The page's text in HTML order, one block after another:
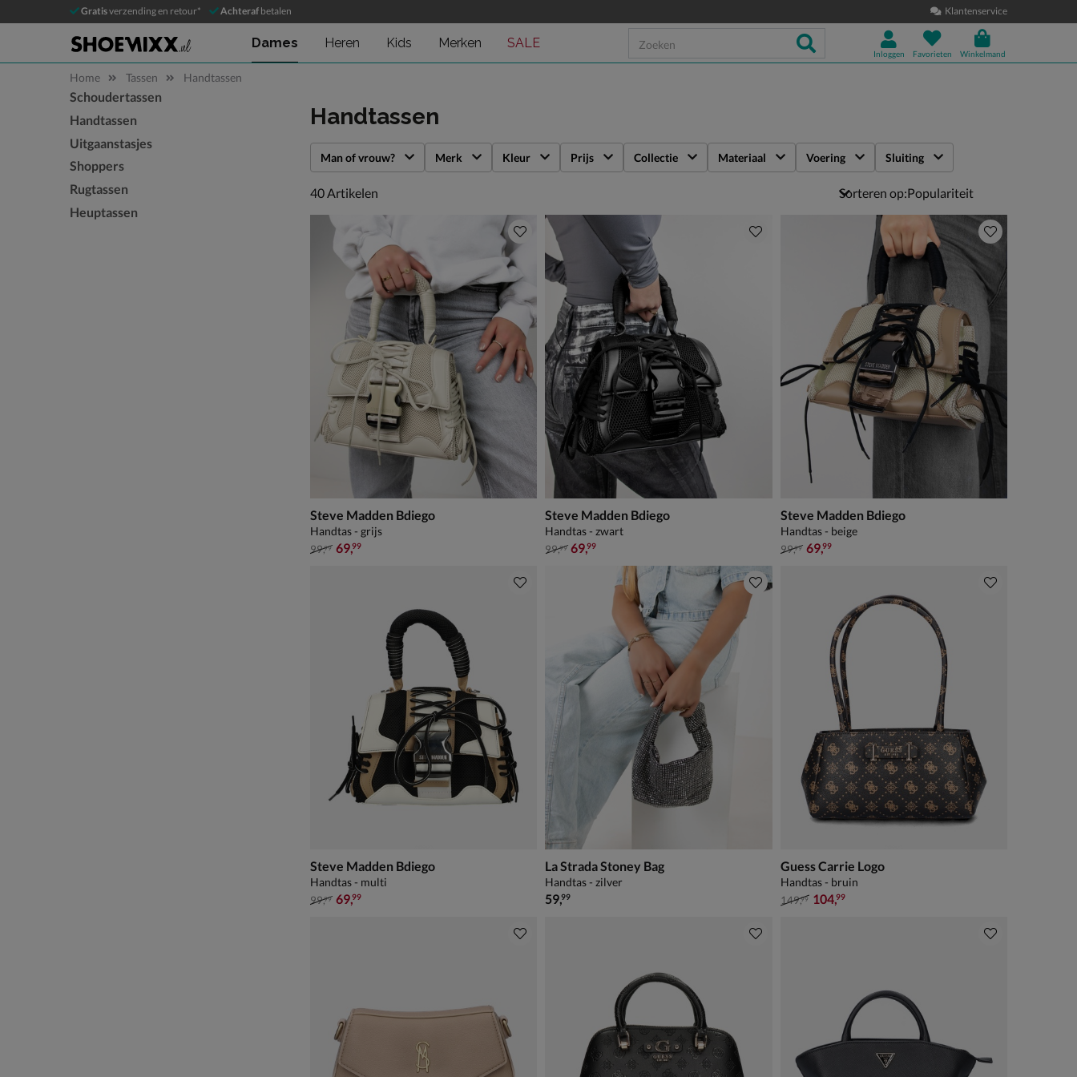
Gratisverzending en retour* Achteraf betalen Klantenservice
Dames Heren Kids Merken SALE
Inloggen Favorieten Winkelmand
Home Tassen Handtassen
Sla categorieën over
Schoudertassen
Handtassen
Uitgaanstasjes
Shoppers
Rugtassen
Heuptassen
Handtassen
Man of vrouw? Merk Kleur Prijs Collectie Materiaal Voering Sluiting
40 artikelen
40Artikelen Sorteren op:
Steve Madden Bdiego
Handtas - grijs
van € 99,99 voor € 69,99
99,99 69,99
Steve Madden Bdiego
Handtas - zwart
van € 99,99 voor € 69,99
99,99 69,99
Steve Madden Bdiego
Handtas - beige
van € 99,99 voor € 69,99
99,99 69,99
Steve Madden Bdiego
Handtas - multi
van € 99,99 voor € 69,99
99,99 69,99
La Strada Stoney Bag
Handtas - zilver
€ 59,99
59,99
Guess Carrie Logo
Handtas - bruin
van € 149,99 voor € 104,99
149,99 104,99